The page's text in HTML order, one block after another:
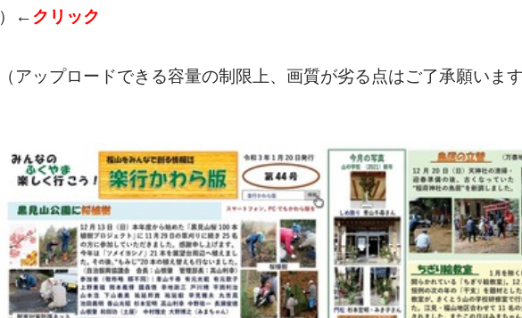
）←クリック
（アップロードできる容量の制限上、画質が劣る点はご了承願いま